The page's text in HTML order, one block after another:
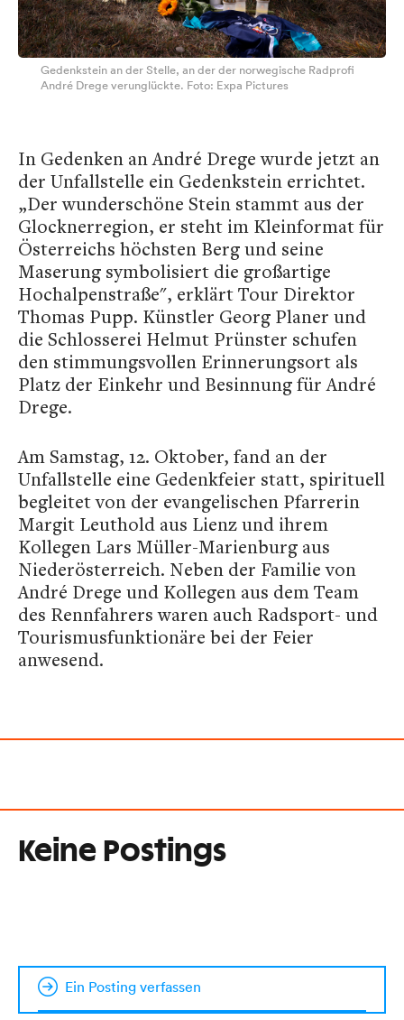
Gedenkstein an der Stelle, an der der norwegische Radprofi
André Drege verunglückte. Foto: Expa Pictures
In Gedenken an André Drege wurde jetzt an
der Unfallstelle ein Gedenkstein errichtet.
„Der wunderschöne Stein stammt aus der
Glocknerregion, er steht im Kleinformat für
Österreichs höchsten Berg und seine
Maserung symbolisiert die großartige
Hochalpenstraße", erklärt Tour Direktor
Thomas Pupp. Künstler Georg Planer und
die Schlosserei Helmut Prünster schufen
den stimmungsvollen Erinnerungsort als
Platz der Einkehr und Besinnung für André
Drege.
Am Samstag, 12. Oktober, fand an der
Unfallstelle eine Gedenkfeier statt, spirituell
begleitet von der evangelischen Pfarrerin
Margit Leuthold aus Lienz und ihrem
Kollegen Lars Müller-Marienburg aus
Niederösterreich. Neben der Familie von
André Drege und Kollegen aus dem Team
des Rennfahrers waren auch Radsport- und
Tourismusfunktionäre bei der Feier
anwesend.
Keine Postings
Ein Posting verfassen